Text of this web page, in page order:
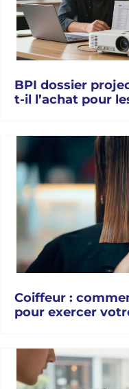
BPI dossier
t-il l’achat pour
Coiffeur :
pour exercer